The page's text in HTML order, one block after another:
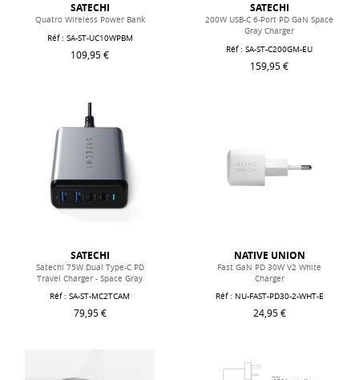
SATECHI
Quatro Wireless Power Bank
Réf : SA-ST-UC10WPBM
109,95 €
SATECHI
200W USB-C 6-Port PD GaN Space
Gray Charger
Réf : SA-ST-C200GM-EU
159,95 €
SATECHI
Satechi 75W Dual Type-C PD
Travel Charger - Space Gray
Réf : SA-ST-MC2TCAM
79,95 €
NATIVE UNION
Fast GaN PD 30W V2 White
Charger
Réf : NU-FAST-PD30-2-WHT-E
24,95 €